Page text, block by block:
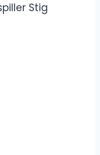
Stig